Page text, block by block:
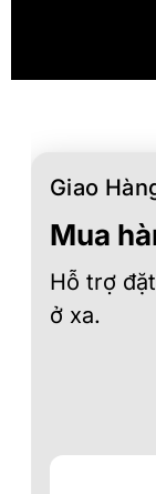
Giao
Mua
Hỗ trợ
ở xa.